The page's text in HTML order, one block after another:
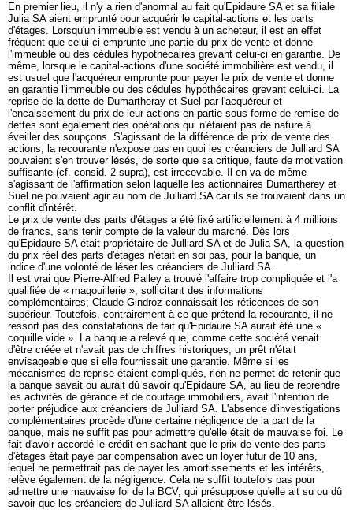
En premier lieu, il n'y a rien d'anormal au fait qu'Epidaure SA et sa filiale
Julia SA aient emprunté pour acquérir le capital-actions et les parts
d'étages. Lorsqu'un immeuble est vendu à un acheteur, il est en effet
fréquent que celui-ci emprunte une partie du prix de vente et donne
l'immeuble ou des cédules hypothécaires grevant celui-ci en garantie. De
même, lorsque le capital-actions d'une société immobilière est vendu, il
est usuel que l'acquéreur emprunte pour payer le prix de vente et donne
en garantie l'immeuble ou des cédules hypothécaires grevant celui-ci. La
reprise de la dette de Dumartheray et Suel par l'acquéreur et
l'encaissement du prix de leur actions en partie sous forme de remise de
dettes sont également des opérations qui n'étaient pas de nature à
éveiller des soupçons. S'agissant de la différence de prix de vente des
actions, la recourante n'expose pas en quoi les créanciers de Julliard SA
pouvaient s'en trouver lésés, de sorte que sa critique, faute de motivation
suffisante (cf. consid. 2 supra), est irrecevable. Il en va de même
s'agissant de l'affirmation selon laquelle les actionnaires Dumartherey et
Suel ne pouvaient agir au nom de Julliard SA car ils se trouvaient dans un
conflit d'intérêt.
Le prix de vente des parts d'étages a été fixé artificiellement à 4 millions
de francs, sans tenir compte de la valeur du marché. Dès lors
qu'Epidaure SA était propriétaire de Julliard SA et de Julia SA, la question
du prix réel des parts d'étages n'était en soi pas, pour la banque, un
indice d'une volonté de léser les créanciers de Julliard SA.
Il est vrai que Pierre-Alfred Palley a trouvé l'affaire trop compliquée et l'a
qualifiée de « magouillerie », sollicitant des informations
complémentaires; Claude Gindroz connaissait les réticences de son
supérieur. Toutefois, contrairement à ce que prétend la recourante, il ne
ressort pas des constatations de fait qu'Epidaure SA aurait été une «
coquille vide ». La banque a relevé que, comme cette société venait
d'être créée et n'avait pas de chiffres historiques, un prêt n'était
envisageable que si elle fournissait une garantie. Même si les
mécanismes de reprise étaient compliqués, rien ne permet de retenir que
la banque savait ou aurait dû savoir qu'Epidaure SA, au lieu de reprendre
les activités de gérance et de courtage immobiliers, avait l'intention de
porter préjudice aux créanciers de Julliard SA. L'absence d'investigations
complémentaires procède d'une certaine négligence de la part de la
banque, mais ne suffit pas pour admettre qu'elle était de mauvaise foi. Le
fait d'avoir accordé le crédit en sachant que le prix de vente des parts
d'étages était payé par compensation avec un loyer futur de 10 ans,
lequel ne permettrait pas de payer les amortissements et les intérêts,
relève également de la négligence. Cela ne suffit toutefois pas pour
admettre une mauvaise foi de la BCV, qui présuppose qu'elle ait su ou dû
savoir que les créanciers de Julliard SA allaient être lésés.